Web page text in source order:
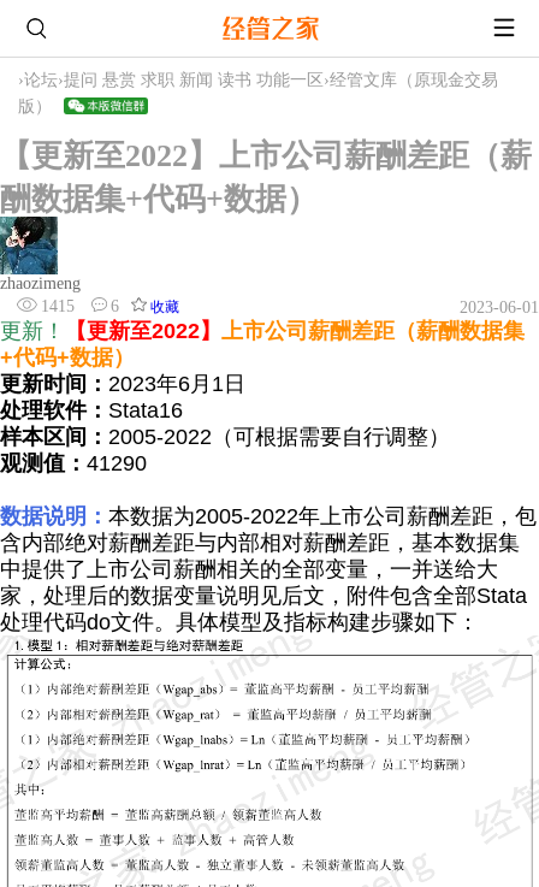
›论坛›提问 悬赏 求职 新闻 读书 功能一区 ›经管文库（原现金交易
版）
【更新至2022】上市公司薪酬差距（薪
酬数据集+代码+数据）
zhaozimeng
1415
6 收藏 2023-06-01
更新！ 【更新至2022】 上市公司 薪酬差距（薪酬数据集
+代码+数据）
更新时间： 2023年6月1日
处理软件： Stata16
样本区间： 2005-2022（可根据需要自行调整）
观测值： 41290
数据说明： 本数据为2005-2022年上市公司薪酬差距，包
含内部绝对薪酬差距与内部相对薪酬差距，基本数据集
中提供了上市公司薪酬相关的全部变量，一并送给大
家，处理后的数据变量说明见后文， 附件包含全部Stata
处理代码do文件。 具体模型及指标构建步骤如下：